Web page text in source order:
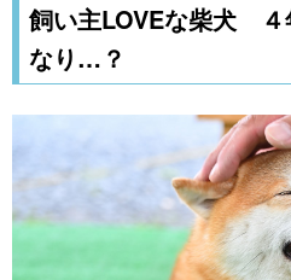
飼い主LOVEな柴犬 ４
なり…？